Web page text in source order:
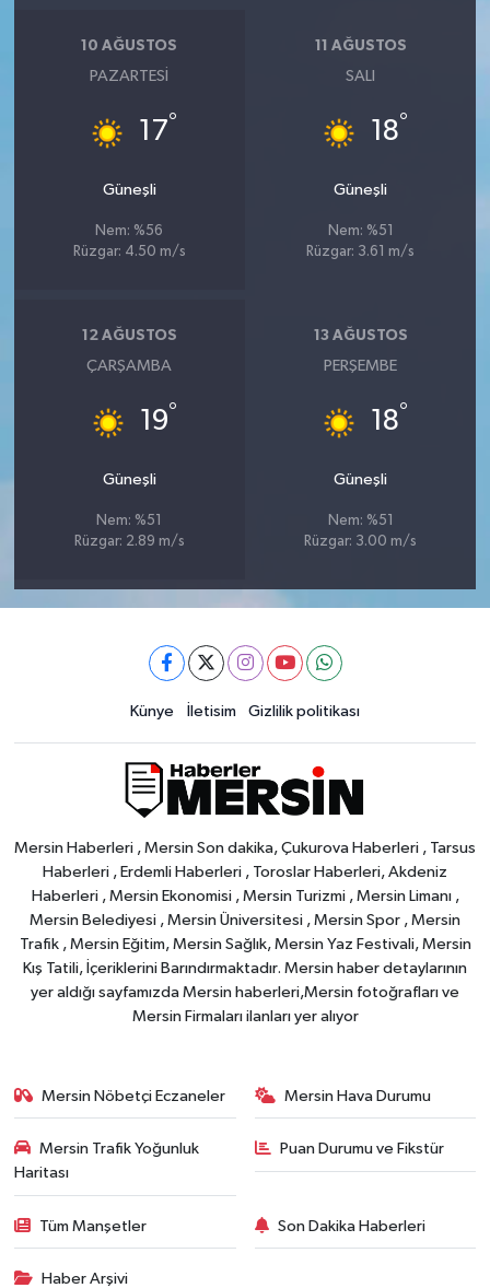
10 AĞUSTOS
PAZARTESI
17°
Güneşli
Nem: %56
Rüzgar: 4.50 m/s
11 AĞUSTOS
SALI
18°
Güneşli
Nem: %51
Rüzgar: 3.61 m/s
12 AĞUSTOS
ÇARŞAMBA
19°
Güneşli
Nem: %51
Rüzgar: 2.89 m/s
13 AĞUSTOS
PERŞEMBE
18°
Güneşli
Nem: %51
Rüzgar: 3.00 m/s
Künye İletisim Gizlilik politikası
Mersin Haberleri , Mersin Son dakika, Çukurova Haberleri , Tarsus
Haberleri , Erdemli Haberleri , Toroslar Haberleri, Akdeniz
Haberleri , Mersin Ekonomisi , Mersin Turizmi , Mersin Limanı ,
Mersin Belediyesi , Mersin Üniversitesi , Mersin Spor , Mersin
Trafik , Mersin Eğitim, Mersin Sağlık, Mersin Yaz Festivali, Mersin
Kış Tatili, İçeriklerini Barındırmaktadır. Mersin haber detaylarının
yer aldığı sayfamızda Mersin haberleri,Mersin fotoğrafları ve
Mersin Firmaları ilanları yer alıyor
Mersin Nöbetçi Eczaneler Mersin Hava Durumu
Mersin Trafik Yoğunluk
Haritası
Puan Durumu ve Fikstür
Tüm Manşetler Son Dakika Haberleri
Haber Arşivi